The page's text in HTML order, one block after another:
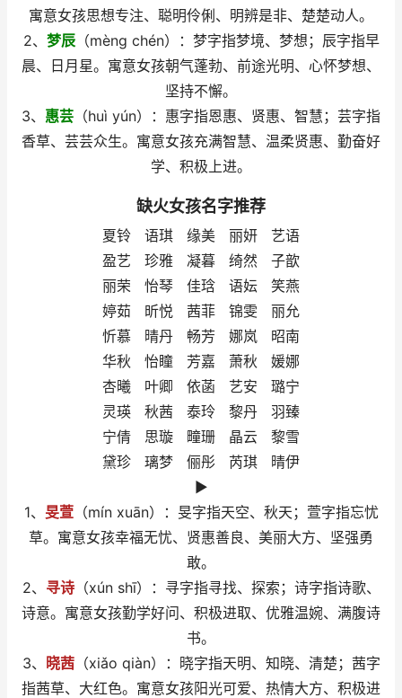
寓意女孩思想专注、聪明伶俐、明辨是非、楚楚动人。
2、 梦辰（mèng chén）：梦字指梦境、梦想；辰字指早
晨、日月星。寓意女孩朝气蓬勃、前途光明、心怀梦想、
坚持不懈。
3、 惠芸 （huì yún）：惠字指恩惠、贤惠、智慧；芸字指
香草、芸芸众生。寓意女孩充满智慧、温柔贤惠、勤奋好
学、积极上进。
缺火女孩名字推荐
夏铃 语琪 缘美 丽妍 艺语
盈艺 珍雅 凝暮 绮然 子歆
丽荣 怡琴 佳琀 语妘 笑燕
婷茹 昕悦 茜菲 锦雯 丽允
忻慕 晴丹 畅芳 娜岚 昭南
华秋 怡瞳 芳嘉 萧秋 媛娜
杏曦 叶卿 依菡 艺安 璐宁
灵瑛 秋茜 泰玲 黎丹 羽臻
宁倩 思璇 疃珊 晶云 黎雪
黛珍 璃梦 俪彤 芮琪 晴伊
►
1、 旻萱（mín xuān）：旻字指天空、秋天；萱字指忘忧
草。寓意女孩幸福无忧、贤惠善良、美丽大方、坚强勇
敢。
2、 寻诗（xún shī）：寻字指寻找、探索；诗字指诗歌、
诗意。寓意女孩勤学好问、积极进取、优雅温婉、满腹诗
书。
3、
晓茜（xiǎo qiàn）：晓字指天明、知晓、清楚；茜字
指茜草、大红色。寓意女孩阳光可爱、热情大方、积极进